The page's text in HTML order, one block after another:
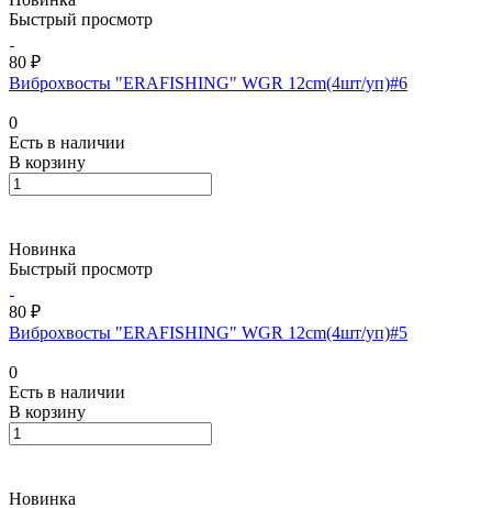
Быстрый просмотр
80 ₽
Виброхвосты "ERAFISHING" WGR 12cm(4шт/уп)#6
0
Есть в наличии
В корзину
Новинка
Быстрый просмотр
80 ₽
Виброхвосты "ERAFISHING" WGR 12cm(4шт/уп)#5
0
Есть в наличии
В корзину
Новинка